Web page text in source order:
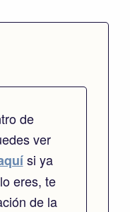
de
ver
si ya
eres, te
de la